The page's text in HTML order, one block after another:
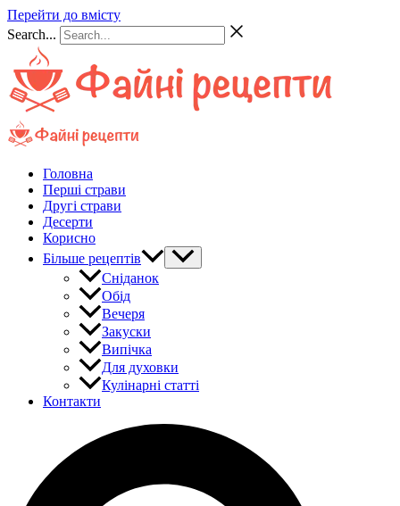
Перейти до вмісту
Search...
Головна
Перші страви
Другі страви
Десерти
Корисно
Більше рецептів
Сніданок
Обід
Вечеря
Закуски
Випічка
Для духовки
Кулінарні статті
Контакти